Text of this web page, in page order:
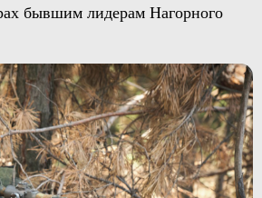
бывшим лидерам Нагорного